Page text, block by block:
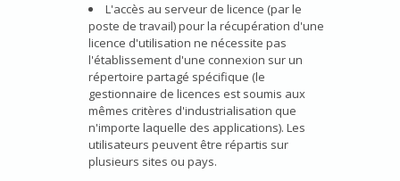
L'accès au serveur de licence (par le
poste de travail) pour la récupération d'une
licence d'utilisation ne nécessite pas
l'établissement d'une connexion sur un
répertoire partagé spécifique (le
gestionnaire de licences est soumis aux
mêmes critères d'industrialisation que
n'importe laquelle des applications). Les
utilisateurs peuvent être répartis sur
plusieurs sites ou pays.